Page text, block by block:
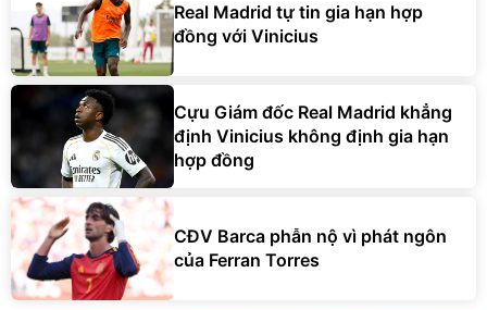
Real Madrid tự tin gia hạn hợp
đồng với Vinicius
Cựu Giám đốc Real Madrid khẳng
định Vinicius không định gia hạn
hợp đồng
CĐV Barca phẫn nộ vì phát ngôn
của Ferran Torres